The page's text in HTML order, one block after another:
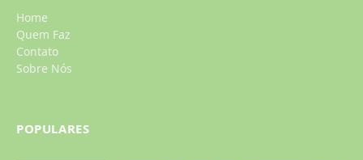
Home
Quem Faz
Contato
Sobre Nós
POPULARES